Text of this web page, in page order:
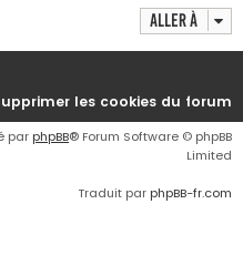
e
Aller à
les cookies du forum
par phpBB® Forum Software © phpBB
Limited
Traduit par phpBB-fr.com